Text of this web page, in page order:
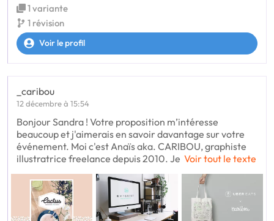
1 variante
1 révision
Voir le profil
_caribou
12 décembre à 15:54
Bonjour Sandra ! Votre proposition m’intéresse
beaucoup et j'aimerais en savoir davantage sur votre
événement. Moi c'est Anaïs aka. CARIBOU, graphiste
illustratrice freelance depuis 2010. Je Voir tout le texte